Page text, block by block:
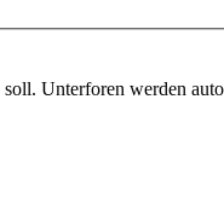
Unterforen werden